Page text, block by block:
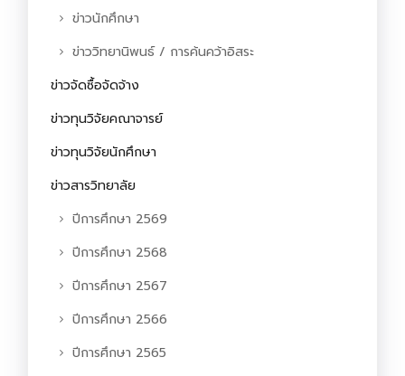
ข่าวนักศึกษา
ข่าววิทยานิพนธ์ / การค้นคว้าอิสระ
ข่าวจัดซื้อจัดจ้าง
ข่าวทุนวิจัยคณาจารย์
ข่าวทุนวิจัยนักศึกษา
ข่าวสารวิทยาลัย
ปีการศึกษา 2569
ปีการศึกษา 2568
ปีการศึกษา 2567
ปีการศึกษา 2566
ปีการศึกษา 2565